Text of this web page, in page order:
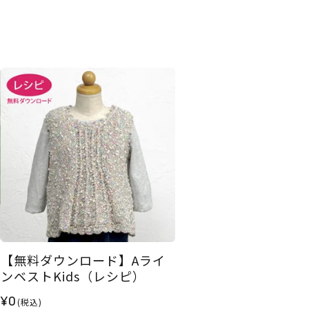
【無料ダウンロード】Aライ
ンベストKids（レシピ）
¥0(税込)